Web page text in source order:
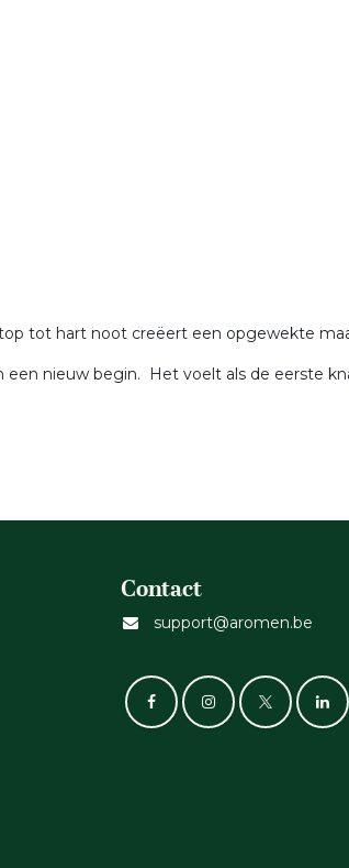
tot hart noot creëert een opgewekte
nieuw begin. Het voelt als de eerste
Contact
support@aromen.be